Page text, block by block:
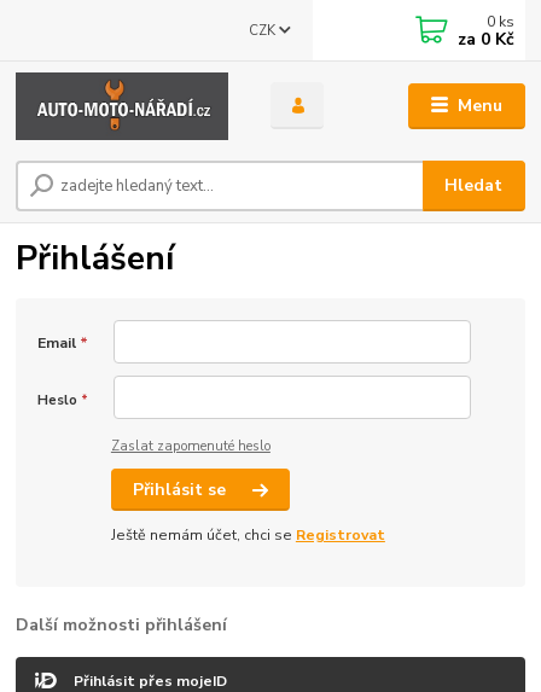
Menu
CZK
Hledat
0 ks
za 0 Kč
Přihlášení
Email *
Heslo *
Zaslat zapomenuté heslo
Přihlásit se
Ještě nemám účet, chci se Registrovat
Další možnosti přihlášení
Přihlásit přes mojeID